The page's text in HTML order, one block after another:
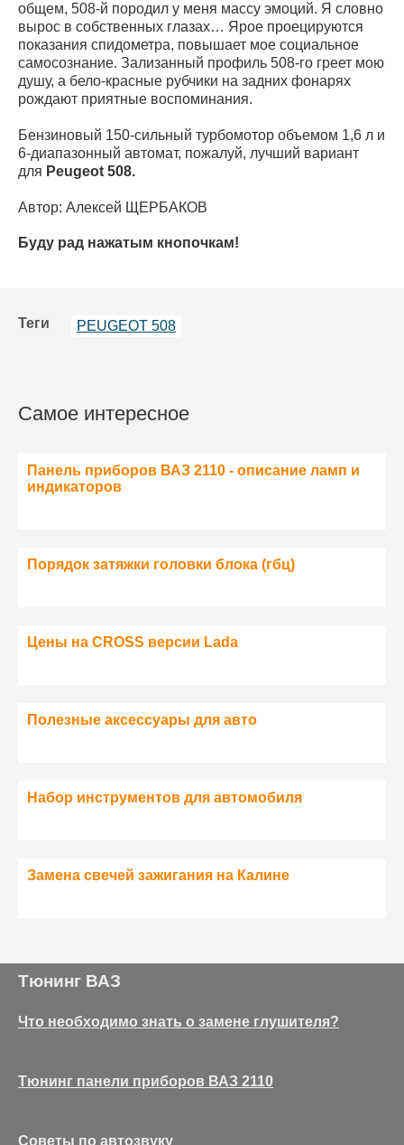
общем, 508-й породил у меня массу эмоций. Я словно
вырос в собственных глазах… Ярое проецируются
показания спидометра, повышает мое социальное
самосознание. Зализанный профиль 508-го греет мою
душу, а бело-красные рубчики на задних фонарях
рождают приятные воспоминания.
Бензиновый 150-сильный турбомотор объемом 1,6 л и
6-диапазонный автомат, пожалуй, лучший вариант
для Peugeot 508.
Автор: Алексей ЩЕРБАКОВ
Буду рад нажатым кнопочкам!
Теги PEUGEOT 508
Самое интересное
Панель приборов ВАЗ 2110 - описание ламп и
индикаторов
Порядок затяжки головки блока (гбц)
Цены на CROSS версии Lada
Полезные аксессуары для авто
Набор инструментов для автомобиля
Замена свечей зажигания на Калине
Тюнинг ВАЗ
Что необходимо знать о замене глушителя?
Тюнинг панели приборов ВАЗ 2110
Советы по автозвуку